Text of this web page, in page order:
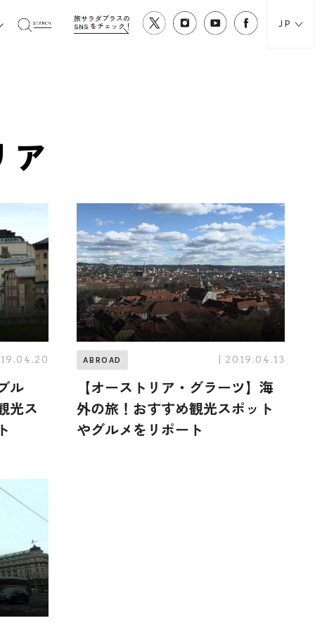
旅サラダプラスの
SNS をチェック！ JP
ア
ル
光ス
ABROAD | 2019.04.13
【オーストリア・グラーツ】海
外の旅！おすすめ観光スポット
やグルメをリポート